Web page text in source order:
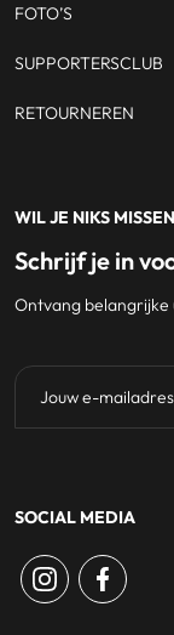
FOTO’S
SUPPORTERSCLUB
RETOURNEREN
WIL JE NIKS
Schrijf je in
Ontvang belangrijke
SOCIAL MEDIA